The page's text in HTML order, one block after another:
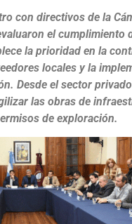
con directivos de la
el cumplimiento
la prioridad en la
locales y la
Desde el sector
las obras de
de exploración.